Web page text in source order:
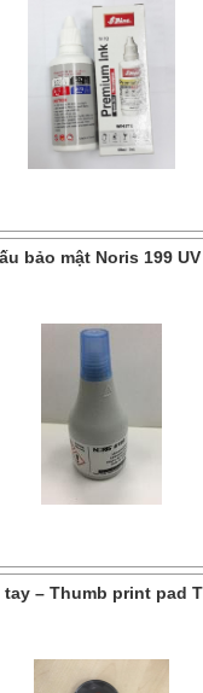
bảo mật Noris 199
– Thumb print pad